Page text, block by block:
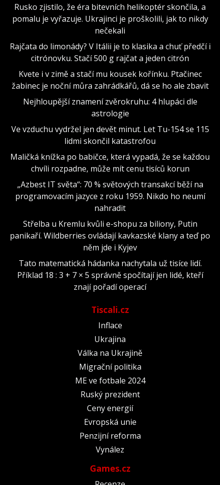
Rusko zjistilo, že éra bitevních helikoptér skončila, a
pomalu je vyřazuje. Ukrajinci je proškolili, jak to nikdy
nečekali
Rajčata do limonády? V Itálii je to klasika a chuť předčí i
citrónovku. Stačí 500 g rajčat a jeden citrón
Kvete i v zimě a stačí mu kousek kořínku. Ptačinec
žabinec je noční můra zahrádkářů, dá se ho ale zbavit
Nejhloupější znamení zvěrokruhu: 4 hlupáci dle
astrologie
Ve vzduchu vydržel jen devět minut. Let Tu-154 se 115
lidmi skončil katastrofou
Maličká knížka po babičce, která vypadá, že se každou
chvíli rozpadne, může mít cenu tisíců korun
„Azbest IT světa“: 70 % světových transakcí běží na
programovacím jazyce z roku 1959. Nikdo ho neumí
nahradit
Střelba u Kremlu kvůli e-shopu za biliony, Putin
panikaří. Wildberries ovládají kavkazské klany a teď po
něm jde i Kyjev
Tato matematická hádanka nachytala už tisíce lidí.
Příklad 18 : 3 + 7 × 5 správně spočítají jen lidé, kteří
znají pořadí operací
Tiscali.cz
Inflace
Ukrajina
Válka na Ukrajině
Migrační politika
ME ve fotbale 2024
Ruský prezident
Ceny energií
Evropská unie
Penzijní reforma
Vynález
Games.cz